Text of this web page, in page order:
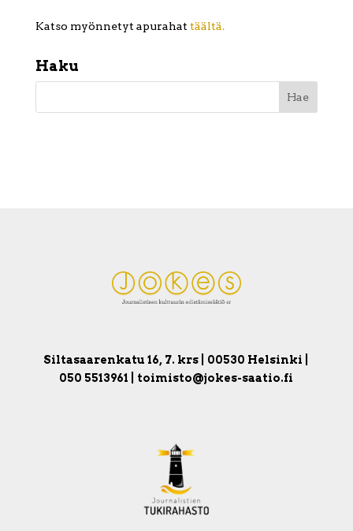
Katso myönnetyt apurahat täältä.
Haku
Siltasaarenkatu 16, 7. krs | 00530 Helsinki |
050 5513961 | toimisto@jokes-saatio.fi